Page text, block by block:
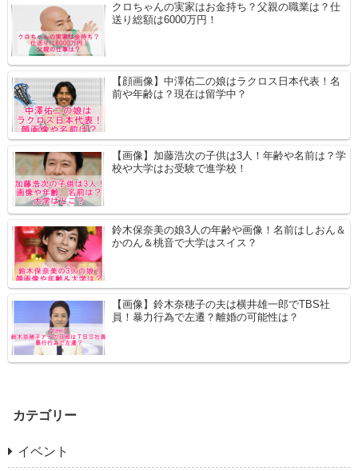
クロちゃんの実家はお金持ち？父親の職業は？仕
送り総額は6000万円！
【顔画像】中澤佑二の娘はラクロス日本代表！名
前や年齢は？現在は留学中？
【画像】加藤浩次の子供は3人！年齢や名前は？学
校や大学はお受験で進学校！
鈴木保奈美の娘3人の年齢や画像！名前はしおん＆
かのん＆桃音で大学はスイス？
【画像】鈴木奈穂子の夫は横井雄一郎でTBS社
員！暴力行為で左遷？離婚の可能性は？
カテゴリー
イベント